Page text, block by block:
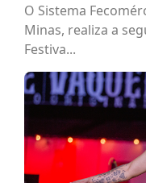
O Sistema
Minas, realiza a
Festiva...